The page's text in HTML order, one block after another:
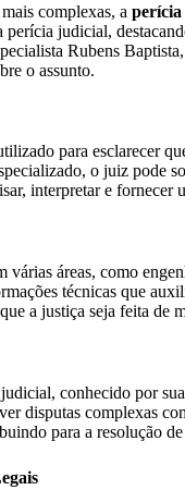
complexas, a
judicial,
Rubens
o assunto.
para esclarecer
o juiz pode
interpretar e fornecer
áreas, como
técnicas que
a justiça seja feita de
conhecido por
disputas complexas
para a resolução